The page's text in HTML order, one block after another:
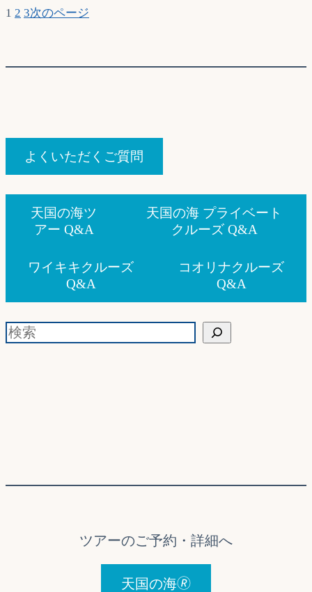
1 2 3次のページ
よくいただくご質問
天国の海ツ
アー Q&A
天国の海 プライベート
クルーズ Q&A
ワイキキクルーズ
Q&A
コオリナクルーズ
Q&A
検索
ツアーのご予約・詳細へ
天国の海🄬